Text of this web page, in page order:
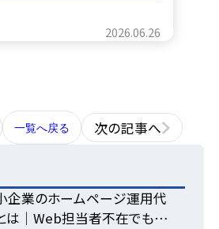
2026.06.26
一覧へ戻る 次の記事へ
企業のホームページ運用代
は｜Web担当者不在でも集